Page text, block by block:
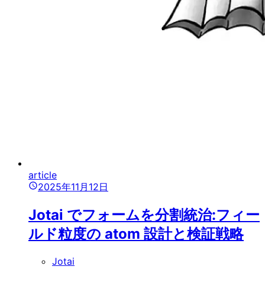
article
2025年11月12日
Jotai でフォームを分割統治:フィー
ルド粒度の atom 設計と検証戦略
Jotai